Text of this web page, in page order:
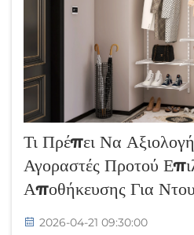
Τι Πρέπει Να
Αγοραστές Προτού
Αποθήκευσης Για
2026-04-21 09:30:00